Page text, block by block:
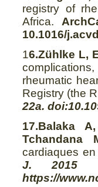
registry of
Africa.
10.1016/
16.Zühlke L,
rheumatic
Registry (the
22a.
17.Balaka
cardiaques
J. 2015
https://